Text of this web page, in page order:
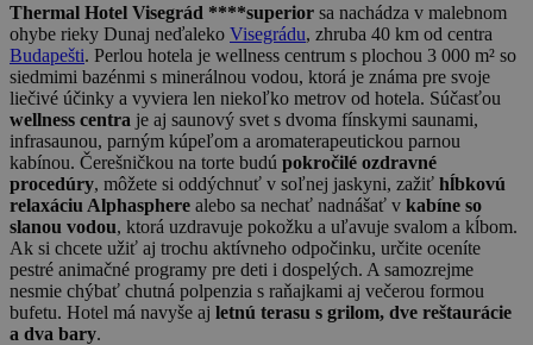
Thermal Hotel Visegrád ****superior sa nachádza v malebnom
ohybe rieky Dunaj neďaleko Visegrádu, zhruba 40 km od centra
Budapešti. Perlou hotela je wellness centrum s plochou 3 000 m² so
siedmimi bazénmi s minerálnou vodou, ktorá je známa pre svoje
liečivé účinky a vyviera len niekoľko metrov od hotela. Súčasťou
wellness centra je aj saunový svet s dvoma fínskymi saunami,
infrasaunou, parným kúpeľom a aromaterapeutickou parnou
kabínou. Čerešničkou na torte budú pokročilé ozdravné
procedúry, môžete si oddýchnuť v soľnej jaskyni, zažiť hĺbkovú
relaxáciu Alphasphere alebo sa nechať nadnášať v kabíne so
slanou vodou, ktorá uzdravuje pokožku a uľavuje svalom a kĺbom.
Ak si chcete užiť aj trochu aktívneho odpočinku, určite oceníte
pestré animačné programy pre deti i dospelých. A samozrejme
nesmie chýbať chutná polpenzia s raňajkami aj večerou formou
bufetu. Hotel má navyše aj letnú terasu s grilom, dve reštaurácie
a dva bary.